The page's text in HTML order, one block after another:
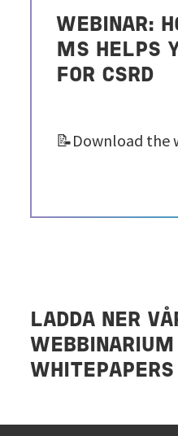
WEBINAR:
MS HELPS
FOR CSRD
📝Download the
LADDA NER
WEBBINARIUM
WHITEPAPERS